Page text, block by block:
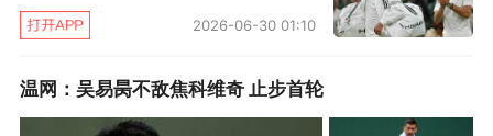
文/Max 2026-06-30 01:10
温网：吴易昺不敌焦科维奇 止步首轮